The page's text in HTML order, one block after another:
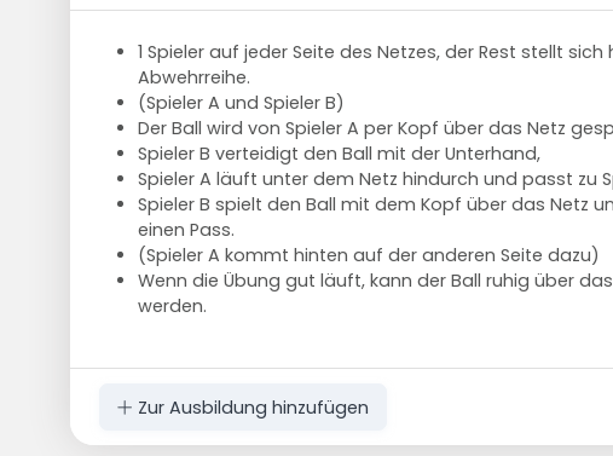
1 Spieler auf jeder Seite des Netzes, der Rest stellt sich
Abwehrreihe.
(Spieler A und Spieler B)
Der Ball wird von Spieler A per Kopf über das Netz
Spieler B verteidigt den Ball mit der Unterhand,
Spieler A läuft unter dem Netz hindurch und passt zu
Spieler B spielt den Ball mit dem Kopf über das Netz
einen Pass.
(Spieler A kommt hinten auf der anderen Seite dazu)
Wenn die Übung gut läuft, kann der Ball ruhig über
werden.
Zur Ausbildung hinzufügen